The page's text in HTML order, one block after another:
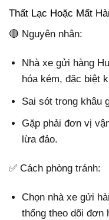
Thất Lạc Hoặc Mất
🔴 Nguyên nhân:
Nhà xe gửi hàng
hóa kém, đặc biệt
Sai sót trong khâu
Gặp phải đơn vị
lừa đảo.
✅ Cách phòng tránh:
Chọn nhà xe gửi
thống theo dõi đơn